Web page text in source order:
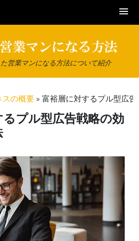
営業マンになる方法について紹介
スの概要 » 富裕層に対するプル型広
プル型広告戦略の効